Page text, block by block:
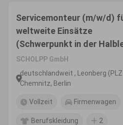
Servicemonteur (m/w/d)
weltweite Einsätze
(Schwerpunkt in der
und Chipindustrie)
SCHOLPP GmbH
deutschlandweit , Leonberg
Chemnitz, Berlin
Vollzeit Firmenwagen
Berufskleidung 2